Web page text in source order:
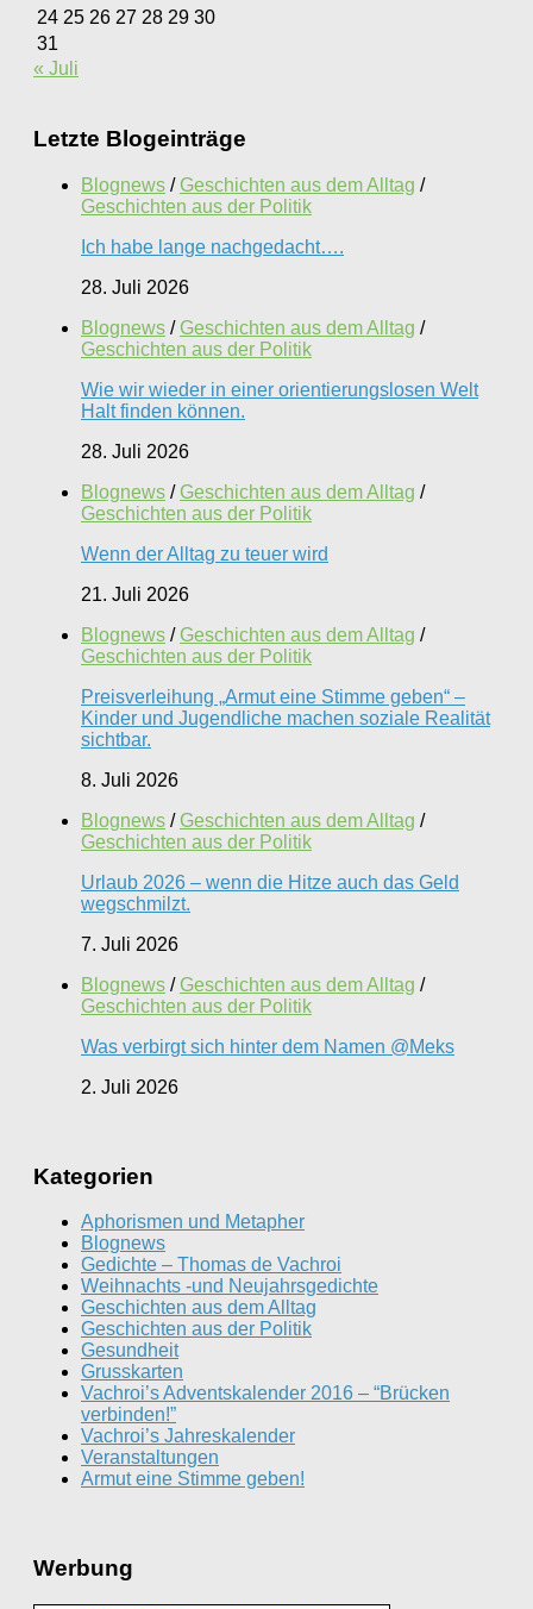
24 25 26 27 28 29 30
31
« Juli
Letzte Blogeinträge
Blognews / Geschichten aus dem Alltag /
Geschichten aus der Politik
Ich habe lange nachgedacht….
28. Juli 2026
Blognews / Geschichten aus dem Alltag /
Geschichten aus der Politik
Wie wir wieder in einer orientierungslosen Welt
Halt finden können.
28. Juli 2026
Blognews / Geschichten aus dem Alltag /
Geschichten aus der Politik
Wenn der Alltag zu teuer wird
21. Juli 2026
Blognews / Geschichten aus dem Alltag /
Geschichten aus der Politik
Preisverleihung „Armut eine Stimme geben“ –
Kinder und Jugendliche machen soziale Realität
sichtbar.
8. Juli 2026
Blognews / Geschichten aus dem Alltag /
Geschichten aus der Politik
Urlaub 2026 – wenn die Hitze auch das Geld
wegschmilzt.
7. Juli 2026
Blognews / Geschichten aus dem Alltag /
Geschichten aus der Politik
Was verbirgt sich hinter dem Namen @Meks
2. Juli 2026
Kategorien
Aphorismen und Metapher
Blognews
Gedichte – Thomas de Vachroi
Weihnachts -und Neujahrsgedichte
Geschichten aus dem Alltag
Geschichten aus der Politik
Gesundheit
Grusskarten
Vachroi’s Adventskalender 2016 – “Brücken
verbinden!”
Vachroi’s Jahreskalender
Veranstaltungen
Armut eine Stimme geben!
Werbung